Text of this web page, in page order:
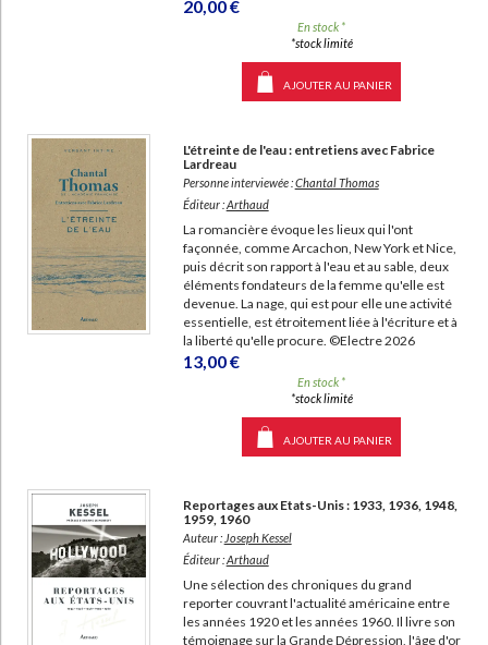
20,00 €
En stock *
*stock limité
AJOUTER AU PANIER
L'étreinte de l'eau : entretiens avec Fabrice
Lardreau
Personne interviewée :Chantal Thomas
Éditeur :Arthaud
La romancière évoque les lieux qui l'ont
façonnée, comme Arcachon, New York et Nice,
puis décrit son rapport à l'eau et au sable, deux
éléments fondateurs de la femme qu'elle est
devenue. La nage, qui est pour elle une activité
essentielle, est étroitement liée à l'écriture et à
la liberté qu'elle procure. ©Electre 2026
13,00 €
En stock *
*stock limité
AJOUTER AU PANIER
Reportages aux Etats-Unis : 1933, 1936, 1948,
1959, 1960
Auteur : Joseph Kessel
Éditeur :Arthaud
Une sélection des chroniques du grand
reporter couvrant l'actualité américaine entre
les années 1920 et les années 1960. Il livre son
témoignage sur la Grande Dépression, l'âge d'or